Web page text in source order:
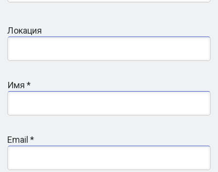
«В каких странах 2EU.IN имеет офисы и
сильные стороны 2EU.IN?
Имя *
Email *
Локация